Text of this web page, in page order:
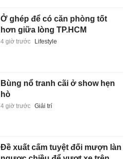
Ở ghép để có căn phòng tốt
hơn giữa lòng TP.HCM
4 giờ trước Lifestyle
Bùng nổ tranh cãi ở show hẹn
hò
4 giờ trước Giải trí
Đề xuất cấm tuyệt đối mượn làn